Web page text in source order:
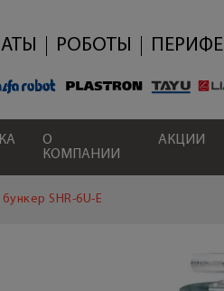
РОБОТЫ
О
КОМПАНИИ
АКЦИИ
SHR-6U-E